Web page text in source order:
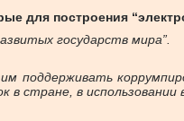
для построения
государств мира”.
поддерживать
стране, в